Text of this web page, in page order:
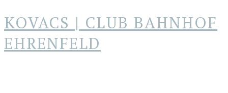
KOVACS | CLUB BAHNHOF
EHRENFELD